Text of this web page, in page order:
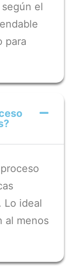
el
para
Lo ideal
al menos